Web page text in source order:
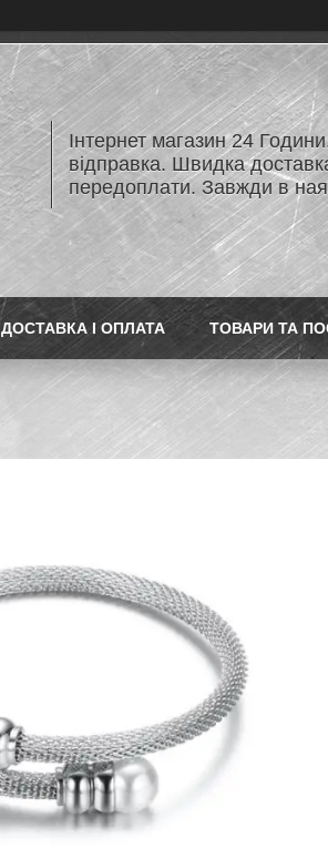
Інтернет магазин 24
відправка. Швидка
передоплати. Завжди в
ДОСТАВКА І ОПЛАТА ТОВАРИ ТА